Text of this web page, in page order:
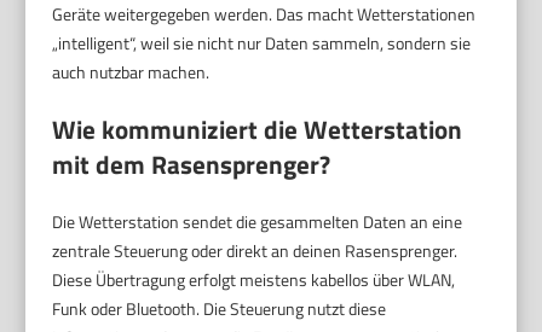
Geräte weitergegeben werden. Das macht Wetterstationen
„intelligent“, weil sie nicht nur Daten sammeln, sondern sie
auch nutzbar machen.
Wie kommuniziert die Wetterstation
mit dem Rasensprenger?
Die Wetterstation sendet die gesammelten Daten an eine
zentrale Steuerung oder direkt an deinen Rasensprenger.
Diese Übertragung erfolgt meistens kabellos über WLAN,
Funk oder Bluetooth. Die Steuerung nutzt diese